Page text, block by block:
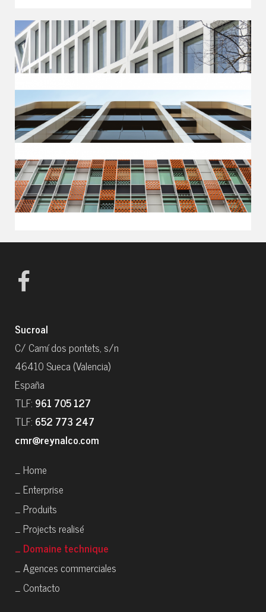
Sucroal
C/ Camí dos pontets, s/n
46410 Sueca (Valencia)
España
TLF: 961 705 127
TLF: 652 773 247
cmr@reynalco.com
_ Home
_ Enterprise
_ Produits
_ Projects realisé
_ Domaine technique
_ Agences commerciales
_ Contacto